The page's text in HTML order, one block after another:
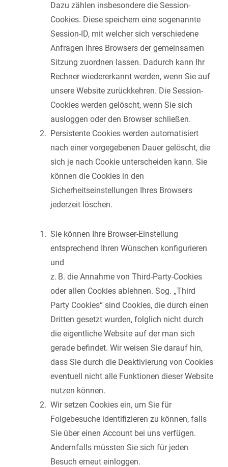
Dazu zählen insbesondere die Session-
Cookies. Diese speichern eine sogenannte
Session-ID, mit welcher sich verschiedene
Anfragen Ihres Browsers der gemeinsamen
Sitzung zuordnen lassen. Dadurch kann Ihr
Rechner wiedererkannt werden, wenn Sie auf
unsere Website zurückkehren. Die Session-
Cookies werden gelöscht, wenn Sie sich
ausloggen oder den Browser schließen.
Persistente Cookies werden automatisiert
nach einer vorgegebenen Dauer gelöscht, die
sich je nach Cookie unterscheiden kann. Sie
können die Cookies in den
Sicherheitseinstellungen Ihres Browsers
jederzeit löschen.
Sie können Ihre Browser-Einstellung
entsprechend Ihren Wünschen konfigurieren
und
z. B. die Annahme von Third-Party-Cookies
oder allen Cookies ablehnen. Sog. „Third
Party Cookies“ sind Cookies, die durch einen
Dritten gesetzt wurden, folglich nicht durch
die eigentliche Website auf der man sich
gerade befindet. Wir weisen Sie darauf hin,
dass Sie durch die Deaktivierung von Cookies
eventuell nicht alle Funktionen dieser Website
nutzen können.
Wir setzen Cookies ein, um Sie für
Folgebesuche identifizieren zu können, falls
Sie über einen Account bei uns verfügen.
Andernfalls müssten Sie sich für jeden
Besuch erneut einloggen.